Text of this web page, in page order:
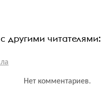
другими читателями:
Нет комментариев.